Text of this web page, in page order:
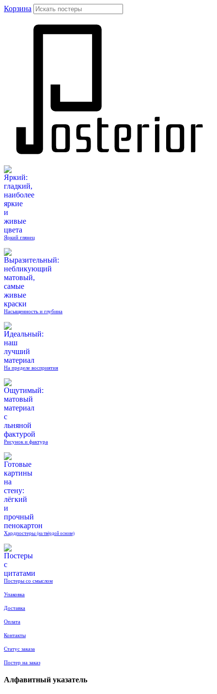
Корзина
Яркий глянец
Насыщенность и глубина
На пределе восприятия
Рисунок и фактура
Хардпостеры (на твёрдой основе)
Постеры со смыслом
Упаковка
Доставка
Оплата
Контакты
Статус заказа
Постер на заказ
Алфавитный указатель